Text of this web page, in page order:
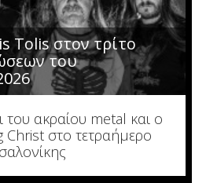
Tolis στον τρίτο
του
του ακραίου metal και ο
Christ στο τετραήμερο